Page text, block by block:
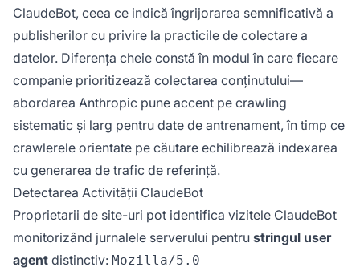
ClaudeBot, ceea ce indică îngrijorarea semnificativă a
publisherilor cu privire la practicile de colectare a
datelor. Diferența cheie constă în modul în care fiecare
companie prioritizează colectarea conținutului—
abordarea Anthropic pune accent pe crawling
sistematic și larg pentru date de antrenament, în timp ce
crawlerele orientate pe căutare echilibrează indexarea
cu generarea de trafic de referință.
Detectarea Activității ClaudeBot
Proprietarii de site-uri pot identifica vizitele ClaudeBot
monitorizând jurnalele serverului pentru stringul user
agent distinctiv: Mozilla/5.0